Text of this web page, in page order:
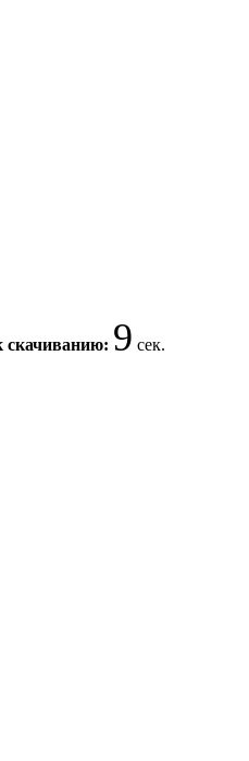
скачиванию: 9 сек.